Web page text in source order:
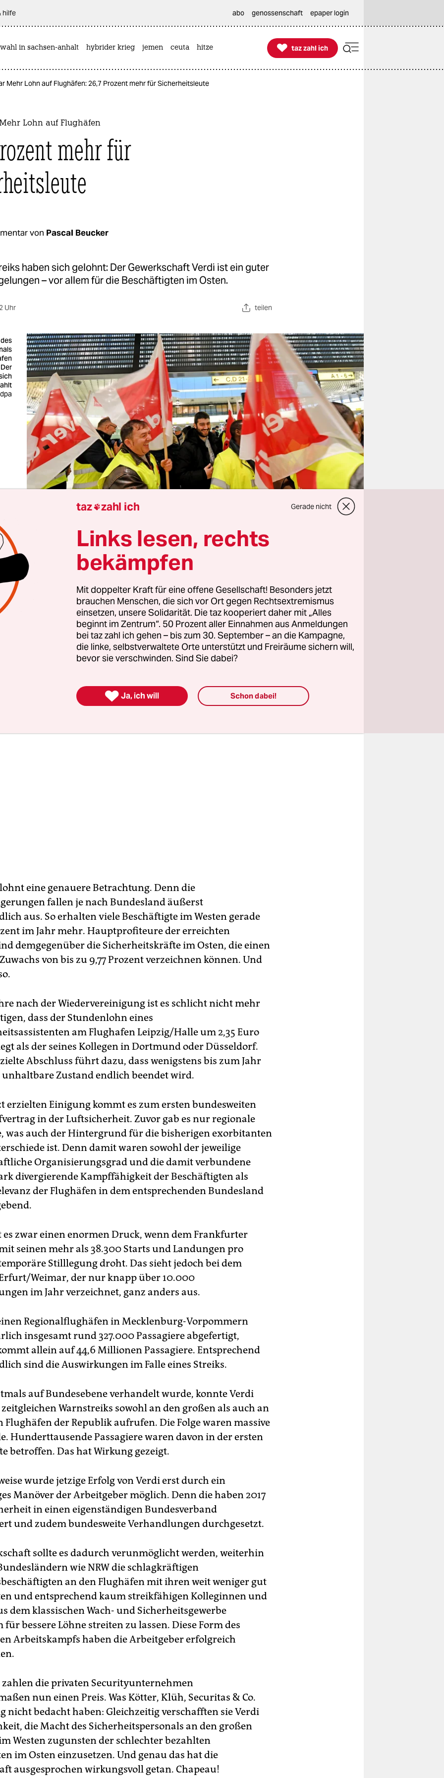
hilfe abo genossenschaft epaper login
in sachsen-anhalt hybrider krieg jemen ceuta hitze 
taz zahl ich
taz zahl ich
Mehr Lohn auf Flughäfen: 26,7 Prozent mehr für Sicherheitsleute
Lohn auf Flughäfen
mehr für
von Pascal Beucker
haben sich gelohnt: Der Gewerkschaft Verdi ist ein guter
– vor allem für die Beschäftigten im Osten.
Uhr teilen
Tarifabschluss, der auf den ersten Blick erstaunt: Dass
Löhne für das Sicherheits­personal an den deutschen
in den kommenden drei Jahren um bis zu 26,7
werden, ist schon außergewöhnlich.
Die Dienstleistungsgewerkschaft Verdi hat allen Grund,
Ergebnis des von ihr mit harten Bandagen geführten
zu freuen. Die Warnstreiks in Frankfurt, München,
eine genauere Betrachtung. Denn die
fallen je nach Bundesland äußerst
aus. So erhalten viele Beschäftigte im Westen gerade
im Jahr mehr. Hauptprofiteure der erreichten
demgegenüber die Sicherheitskräfte im Osten, die einen
von bis zu 9,77 Prozent verzeichnen können. Und
nach der Wiedervereinigung ist es schlicht nicht mehr
dass der Stundenlohn eines
am Flughafen Leipzig/Halle um 2,35 Euro
als der seines Kollegen in Dortmund oder Düsseldorf.
Abschluss führt dazu, dass wenigstens bis zum Jahr
unhaltbare Zustand endlich beendet wird.
erzielten Einigung kommt es zum ersten bundesweiten
in der Luftsicherheit. Zuvor gab es nur regionale
was auch der Hintergrund für die bisherigen exorbitanten
ist. Denn damit waren sowohl der jeweilige
Organisierungsgrad und die damit verbundene
divergierende Kampffähigkeit der Beschäftigten als
der Flughäfen in dem entsprechenden Bundesland
es zwar einen enormen Druck, wenn dem Frankfurter
seinen mehr als 38.300 Starts und Landungen pro
Stilllegung droht. Das sieht jedoch bei dem
Weimar, der nur knapp über 10.000
im Jahr verzeichnet, ganz anders aus.
Regionalflughäfen in Mecklenburg-Vorpommern
insgesamt rund 327.000 Passagiere abgefertigt,
allein auf 44,6 Millionen Passagiere. Entsprechend
sind die Auswirkungen im Falle eines Streiks.
auf Bundesebene verhandelt wurde, konnte Verdi
Warnstreiks sowohl an den großen als auch an
Flughäfen der Republik aufrufen. Die Folge waren massive
Hunderttausende Passagiere waren davon in der ersten
betroffen. Das hat Wirkung gezeigt.
wurde jetzige Erfolg von Verdi erst durch ein
Manöver der Arbeitgeber möglich. Denn die haben 2017
in einen eigenständigen Bundesverband
und zudem bundesweite Verhandlungen durchgesetzt.
sollte es dadurch verunmöglicht werden, weiterhin
wie NRW die schlagkräftigen
an den Flughäfen mit ihren weit weniger gut
und entsprechend kaum streikfähigen Kolleginnen und
dem klassischen Wach- und Sicherheitsgewerbe
für bessere Löhne streiten zu lassen. Diese Form des
Arbeitskampfs haben die Arbeitgeber erfolgreich
die privaten Securityunternehmen
nun einen Preis. Was Kötter, Klüh, Securitas & Co.
nicht bedacht haben: Gleichzeitig verschafften sie Verdi
die Macht des Sicherheitspersonals an den großen
Westen zugunsten der schlechter bezahlten
im Osten einzusetzen. Und genau das hat die
ausgesprochen wirkungsvoll getan. Chapeau!
taz zahl ich Gerade nicht
Links lesen, rechts
bekämpfen
Mit doppelter Kraft für eine offene Gesellschaft! Besonders jetzt
brauchen Menschen, die sich vor Ort gegen Rechtsextremismus
einsetzen, unsere Solidarität. Die taz kooperiert daher mit „Alles
beginnt im Zentrum“. 50 Prozent aller Einnahmen aus Anmeldungen
bei taz zahl ich gehen – bis zum 30. September – an die Kampagne,
die linke, selbstverwaltete Orte unterstützt und Freiräume sichern will,
bevor sie verschwinden. Sind Sie dabei?
 Ja, ich will Schon dabei!